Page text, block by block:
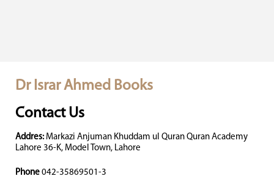
Dr Israr Ahmed Books
Contact Us
Addres: Markazi Anjuman Khuddam ul Quran Quran Academy
Lahore 36-K, Model Town, Lahore
Phone 042-35869501-3